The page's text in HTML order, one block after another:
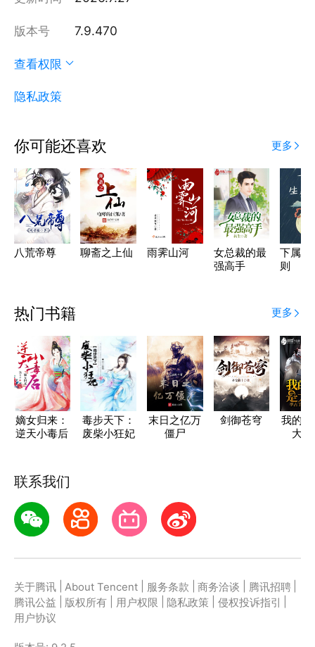
版本号 7.9.470
查看权限
隐私政策
你可能还喜欢 更多
八荒帝尊 聊斋之上仙 雨霁山河
女总裁的最
强高手
下属生
则
热门书籍 更多
嫡女归来：
逆天小毒后
毒步天下：
废柴小狂妃
末日之亿万
僵尸
剑御苍穹
我的
大
联系我们
关于腾讯 About Tencent 服务条款 商务洽谈 腾讯招聘
腾讯公益
版权所有 用户权限 隐私政策 侵权投诉指引
用户协议